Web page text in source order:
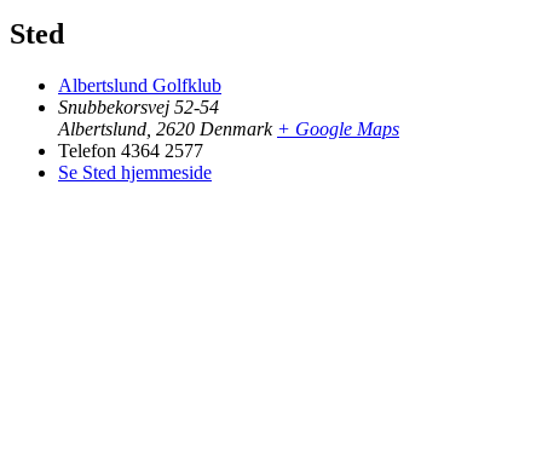
Sted
Albertslund Golfklub
Snubbekorsvej 52-54
Albertslund 2620 Denmark + Google Maps
Telefon 4364 2577
Se Sted hjemmeside